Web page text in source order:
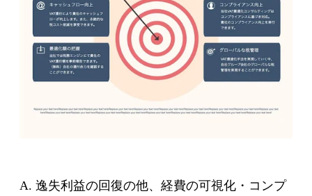
A. 逸失利益の回復の他、経費の可視化・コンプ